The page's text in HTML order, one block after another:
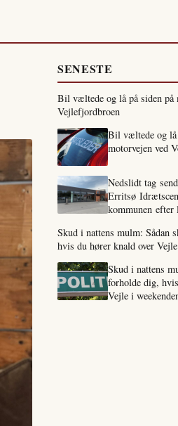
SENESTE
Bil væltede og lå på siden på
Vejlefjordbroen
Bil væltede og lå
motorvejen ved
Nedslidt tag
Erritsø
kommunen efter
Skud i nattens mulm: Sådan
hvis du hører knald over
Skud i nattens
forholde dig,
Vejle i